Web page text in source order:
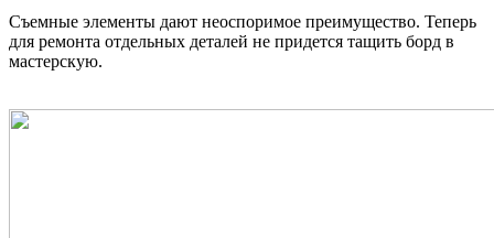
Съемные элементы дают неоспоримое преимущество. Теперь
для ремонта отдельных деталей не придется тащить борд в
мастерскую.